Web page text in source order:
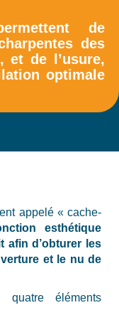
de
des
et de l’usure,
optimale
appelé « cache-
esthétique
afin d’obturer les
et le nu de
éléments